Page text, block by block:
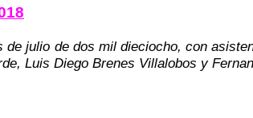
julio de dos mil dieciocho, con
Luis Diego Brenes Villalobos y